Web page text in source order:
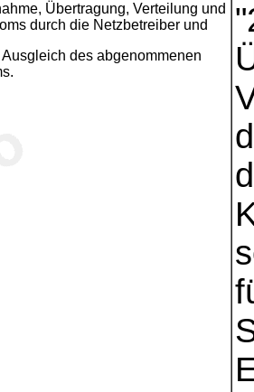
Übertragung, Verteilung und
durch die Netzbetreiber und
des abgenommenen